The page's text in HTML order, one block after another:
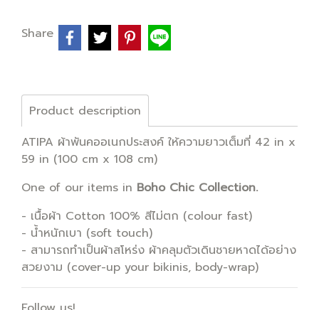
Share
Product description
ATIPA ผ้าพันคออเนกประสงค์ ให้ความยาวเต็มที่ 42 in x
59 in (100 cm x 108 cm)
One of our items in Boho Chic Collection.
- เนื้อผ้า Cotton 100% สีไม่ตก (colour fast)
- น้ำหนักเบา (soft touch)
- สามารถทำเป็นผ้าสโหร่ง ผ้าคลุมตัวเดินชายหาดได้อย่าง
สวยงาม (cover-up your bikinis, body-wrap)